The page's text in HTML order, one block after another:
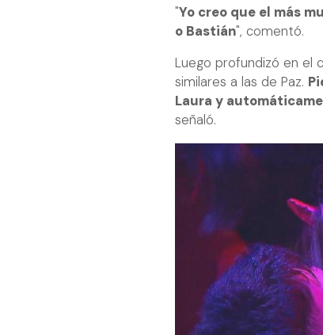
"Yo creo que el más
o Bastián", comentó.
Luego profundizó en el
similares a las de Paz.
Laura y
señaló.